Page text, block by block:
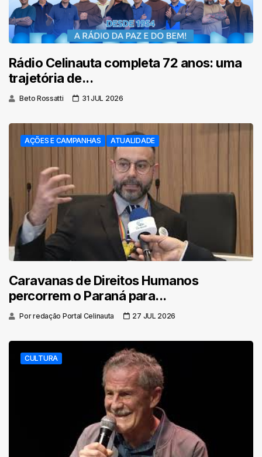
Rádio Celinauta completa 72 anos: uma
trajetória de...
Beto Rossatti 31 JUL 2026
AÇÕES E CAMPANHAS ATUALIDADE
Caravanas de Direitos Humanos
percorrem o Paraná para...
Por redação Portal Celinauta 27 JUL 2026
CULTURA